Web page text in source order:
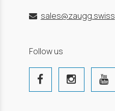
sales@zaugg.swiss
Follow us